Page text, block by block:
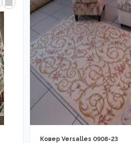
Ковер Versalles 0908-23